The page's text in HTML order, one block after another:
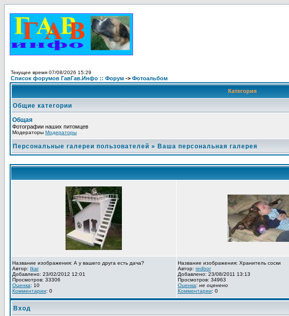
Текущее время 07/08/2026 15:29
Список форумов ГавГав.Инфо :: Форум -> Фотоальбом
Категория
Общие категории
Общая
Фотографии наших питомцев
Модераторы Модераторы
Персональные галереи пользователей » Ваша персональная галерея
Название изображения: А у вашего друга есть дача?
Автор: Ikar
Добавлено: 23/02/2012 12:01
Просмотров: 33306
Оценка: 10
Комментарии: 0
Название изображения: Хранитель соски
Автор: redbor
Добавлено: 23/08/2011 13:13
Просмотров: 34963
Оценка: не оценено
Комментарии: 0
Вход